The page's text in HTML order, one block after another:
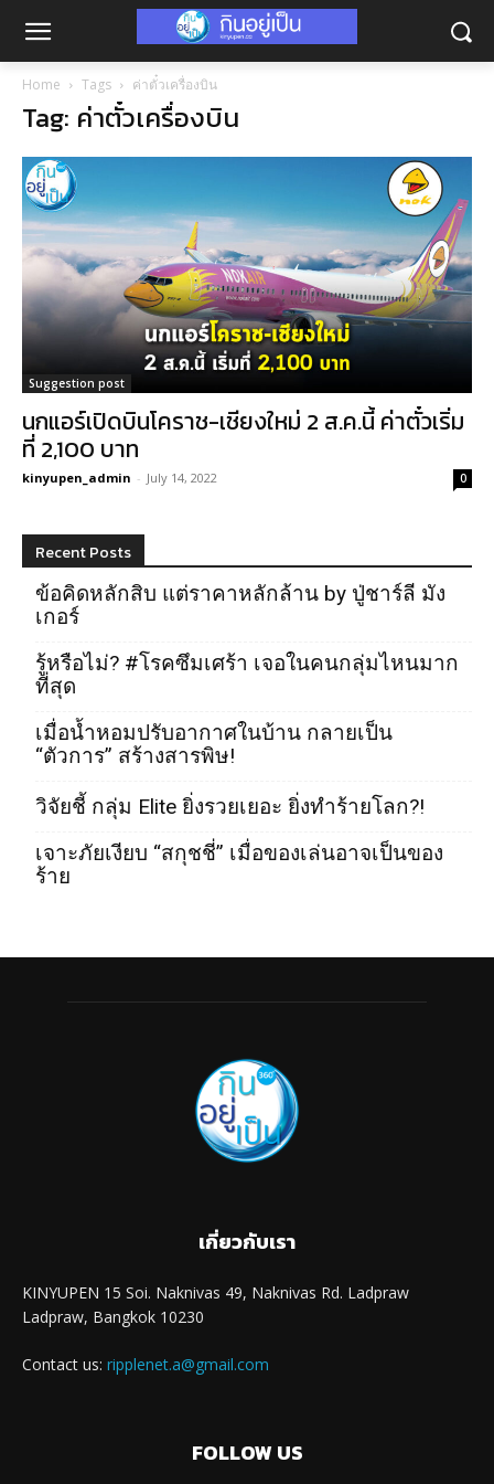
Home Tags ค่าตั๋วเครื่องบิน
Tag: ค่าตั๋วเครื่องบิน
Suggestion post
นกแอร์เปิดบินโคราช-เชียงใหม่ 2 ส.ค.นี้ ค่าตั๋วเริ่ม
ที่ 2,100 บาท
kinyupen_admin - July 14, 2022 0
Recent Posts
ข้อคิดหลักสิบ แต่ราคาหลักล้าน by ปู่ชาร์ลี มัง
เกอร์
รู้หรือไม่? #โรคซึมเศร้า เจอในคนกลุ่มไหนมาก
ที่สุด
เมื่อน้ำหอมปรับอากาศในบ้าน กลายเป็น
“ตัวการ” สร้างสารพิษ!
วิจัยชี้ กลุ่ม Elite ยิ่งรวยเยอะ ยิ่งทำร้ายโลก?!
เจาะภัยเงียบ “สกุชชี่” เมื่อของเล่นอาจเป็นของ
ร้าย
เกี่ยวกับเรา
KINYUPEN 15 Soi. Naknivas 49, Naknivas Rd. Ladpraw
Ladpraw, Bangkok 10230
Contact us: ripplenet.a@gmail.com
FOLLOW US